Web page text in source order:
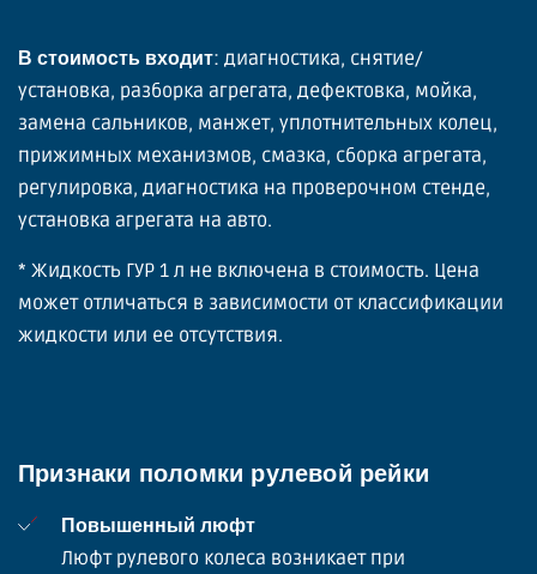
В стоимость входит: диагностика, снятие/
установка, разборка агрегата, дефектовка, мойка,
замена сальников, манжет, уплотнительных колец,
прижимных механизмов, смазка, сборка агрегата,
регулировка, диагностика на проверочном стенде,
установка агрегата на авто.
* Жидкость ГУР 1 л не включена в стоимость. Цена
может отличаться в зависимости от классификации
жидкости или ее отсутствия.
Признаки поломки рулевой рейки
Повышенный люфт
Люфт рулевого колеса возникает при